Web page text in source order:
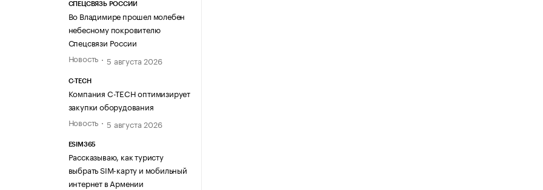
СПЕЦСВЯЗЬ РОССИИ
Во Владимире прошел молебен
небесному покровителю
Спецсвязи России
Новость
5 августа 2026
C-TECH
Компания C-TECH оптимизирует
закупки оборудования
Новость
5 августа 2026
ESIM365
Рассказываю, как туристу
выбрать SIM-карту и мобильный
интернет в Армении